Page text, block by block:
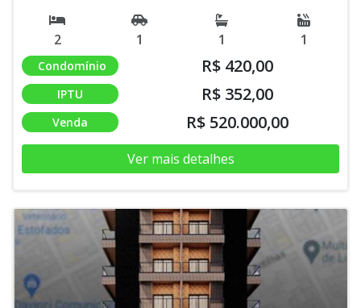
2 1 1 1
Condomínio R$ 420,00
IPTU R$ 352,00
Venda R$ 520.000,00
Ver mais detalhes